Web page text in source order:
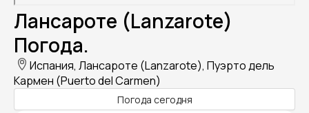
Лансароте (Lanzarote)
Погода.
Испания, Лансароте (Lanzarote), Пуэрто дель
Кармен (Puerto del Carmen)
Погода сегодня